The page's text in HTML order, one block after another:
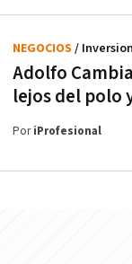
Adolfo
lejos del polo
NEGOCIOS /
PoriProfesional